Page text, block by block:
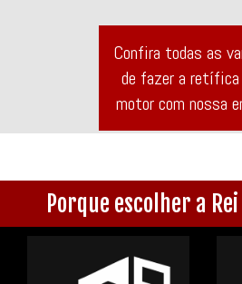
Confira todas as
de fazer a retífica
motor com nossa
Porque escolher a